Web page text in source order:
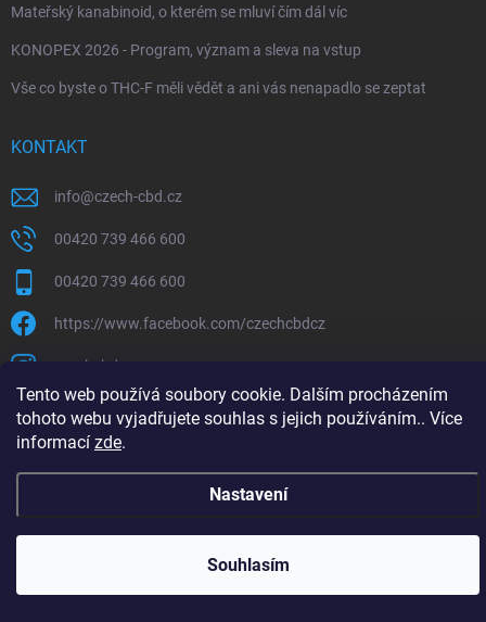
Tento web používá soubory cookie. Dalším procházením
tohoto webu vyjadřujete souhlas s jejich používáním.. Více
informací zde.
Nastavení
Souhlasím
Mateřský kanabinoid, o kterém se mluví čím dál víc
KONOPEX 2026 - Program, význam a sleva na vstup
Vše co byste o THC-F měli vědět a ani vás nenapadlo se zeptat
KONTAKT
info@czech-cbd.cz
00420 739 466 600
00420 739 466 600
https://www.facebook.com/czechcbdcz
czechcbd.cz
https://www.youtube.com/channel/